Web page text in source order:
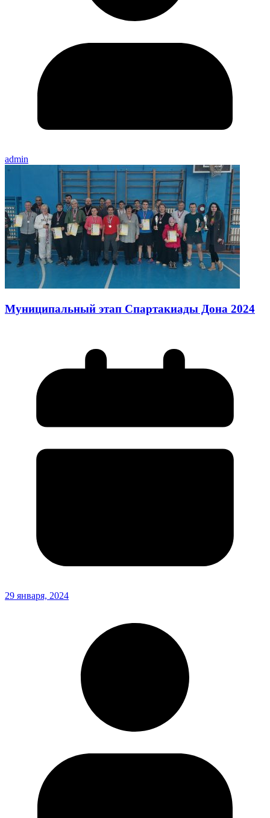
admin
Муниципальный этап Спартакиады Дона 2024
29 января, 2024